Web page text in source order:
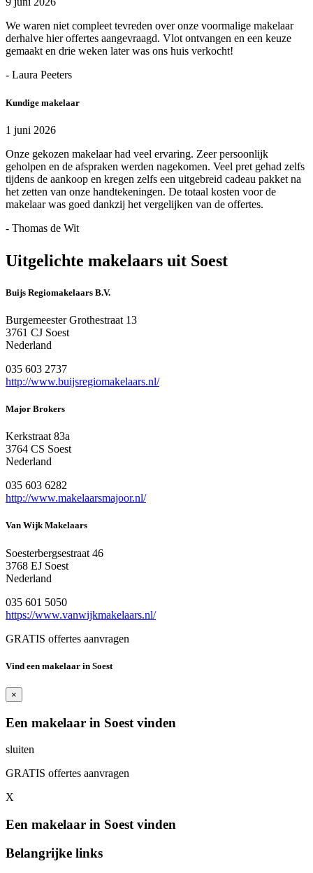
We waren niet compleet tevreden over onze voormalige makelaar
derhalve hier offertes aangevraagd. Vlot ontvangen en een keuze
gemaakt en drie weken later was ons huis verkocht!
- Laura Peeters
Kundige makelaar
1 juni 2026
Onze gekozen makelaar had veel ervaring. Zeer persoonlijk
geholpen en de afspraken werden nagekomen. Veel pret gehad zelfs
tijdens de aankoop en kregen zelfs een uitgebreid cadeau pakket na
het zetten van onze handtekeningen. De totaal kosten voor de
makelaar was goed dankzij het vergelijken van de offertes.
- Thomas de Wit
Uitgelichte makelaars uit Soest
Buijs Regiomakelaars B.V.
Burgemeester Grothestraat 13
3761 CJ Soest
Nederland
035 603 2737
http://www.buijsregiomakelaars.nl/
Major Brokers
Kerkstraat 83a
3764 CS Soest
Nederland
035 603 6282
http://www.makelaarsmajoor.nl/
Van Wijk Makelaars
Soesterbergsestraat 46
3768 EJ Soest
Nederland
035 601 5050
https://www.vanwijkmakelaars.nl/
GRATIS offertes aanvragen
Vind een makelaar in Soest
×
Een makelaar in Soest vinden
sluiten
GRATIS offertes aanvragen
X
Een makelaar in Soest vinden
Belangrijke links